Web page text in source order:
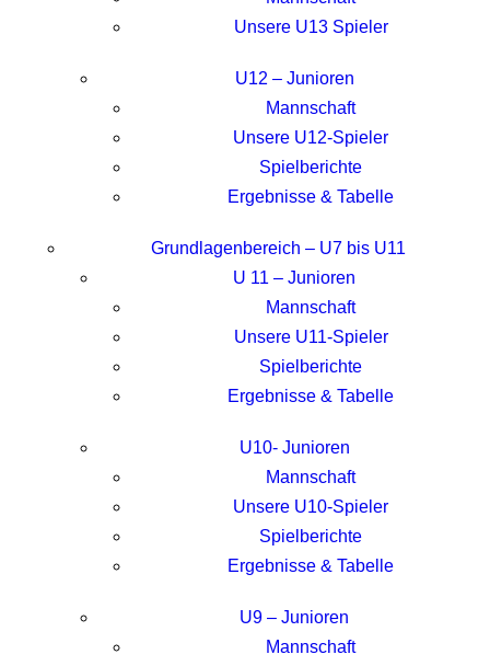
Unsere U13 Spieler
U12 – Junioren
Mannschaft
Unsere U12-Spieler
Spielberichte
Ergebnisse & Tabelle
Grundlagenbereich – U7 bis U11
U 11 – Junioren
Mannschaft
Unsere U11-Spieler
Spielberichte
Ergebnisse & Tabelle
U10- Junioren
Mannschaft
Unsere U10-Spieler
Spielberichte
Ergebnisse & Tabelle
U9 – Junioren
Mannschaft